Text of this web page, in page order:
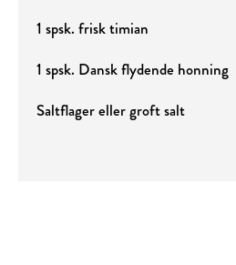
1 spsk. frisk timian
1 spsk. Dansk flydende honning
Saltflager eller groft salt